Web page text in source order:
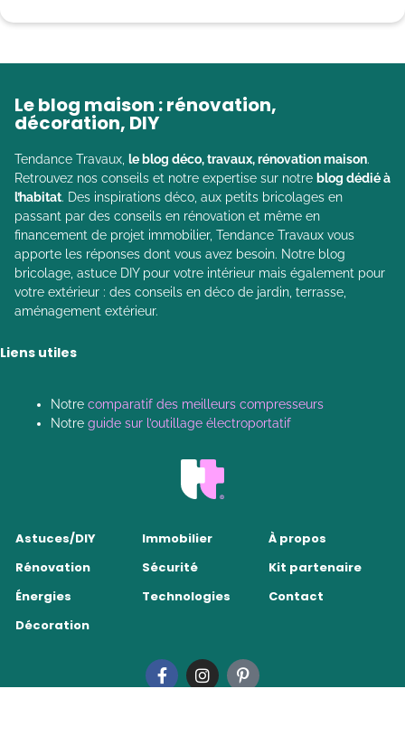
Le blog maison : rénovation,
décoration, DIY
Tendance Travaux, le blog déco, travaux, rénovation maison.
Retrouvez nos conseils et notre expertise sur notre blog dédié à
l’habitat. Des inspirations déco, aux petits bricolages en
passant par des conseils en rénovation et même en
financement de projet immobilier, Tendance Travaux vous
apporte les réponses dont vous avez besoin. Notre blog
bricolage, astuce DIY pour votre intérieur mais également pour
votre extérieur : des conseils en déco de jardin, terrasse,
aménagement extérieur.
Liens utiles
Notre comparatif des meilleurs compresseurs
Notre guide sur l’outillage électroportatif
Astuces/DIY
Rénovation
Énergies
Décoration
Immobilier
Sécurité
Technologies
À propos
Kit partenaire
Contact